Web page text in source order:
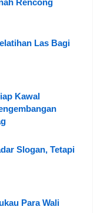
Rencong
Las Bagi
Kawal
Slogan, Tetapi
Para Wali